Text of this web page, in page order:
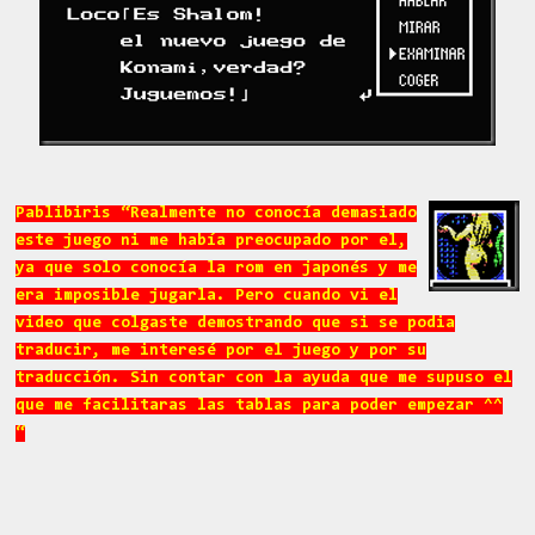
Pablibiris “Realmente no conocía demasiado
este juego ni me había preocupado por el,
ya que solo conocía la rom en japonés y me
era imposible jugarla. Pero cuando vi el
video que colgaste demostrando que si se podia
traducir, me interesé por el juego y por su
traducción. Sin contar con la ayuda que me supuso el
que me facilitaras las tablas para poder empezar ^^
“